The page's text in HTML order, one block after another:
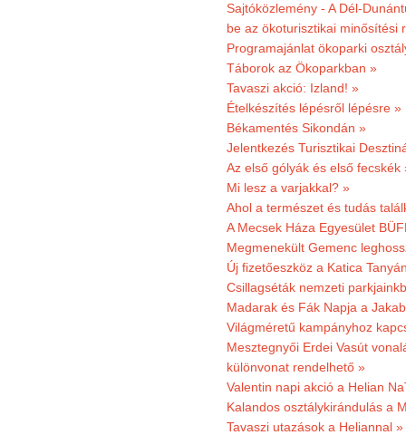
Sajtóközlemény - A Dél-
be az ökoturisztikai minősítési
Programajánlat ökoparki
Táborok az Ökoparkban »
Tavaszi akció: Izland! »
Ételkészítés lépésről lépésre »
Békamentés Sikondán »
Jelentkezés Turisztikai
Az első gólyák és első fecskék
Mi lesz a varjakkal? »
Ahol a természet és tudás
A Mecsek Háza Egyesület
Megmenekült Gemenc
Új fizetőeszköz a Katica
Csillagséták nemzeti
Madarak és Fák Napja a
Világméretű kampányhoz
Mesztegnyői Erdei Vasút
különvonat rendelhető »
Valentin napi akció a Helian
Kalandos osztálykirándulás a
Tavaszi utazások a Heliannal »